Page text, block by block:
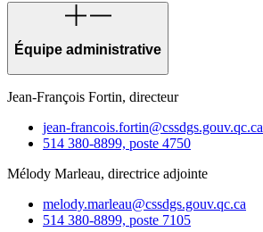
Équipe administrative
Jean-François Fortin, directeur
jean-francois.fortin@cssdgs.gouv.qc.ca
514 380-8899, poste 4750
Mélody Marleau, directrice adjointe
melody.marleau@cssdgs.gouv.qc.ca
514 380-8899, poste 7105